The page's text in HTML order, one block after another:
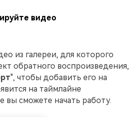
видео
из галереи, для которого
обратного воспроизведения,
", чтобы добавить его на
на таймлайне
вы сможете начать работу.